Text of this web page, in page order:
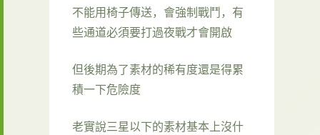
不能用椅子傳送，會強制戰鬥，有
些通道必須要打過夜戰才會開啟
但後期為了素材的稀有度還是得累
積一下危險度
老實說三星以下的素材基本上沒什